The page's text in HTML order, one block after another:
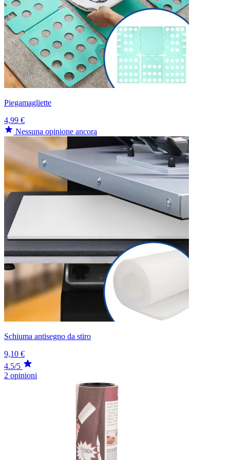
Piegamagliette
4,99 €
Nessuna opinione ancora
Schiuma antisegno da stiro
9,10 €
4.5/5
2 opinioni